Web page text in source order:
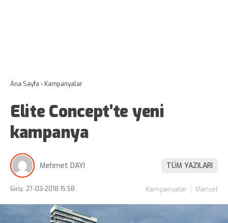
Ana Sayfa › Kampanyalar
Elite Concept’te yeni
kampanya
Mehmet DAYI TÜM YAZILARI
Giriş: 27-03-2018 15:58 Kampanyalar Manşet